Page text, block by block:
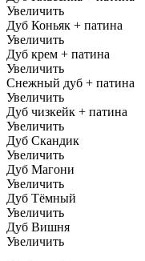
Увеличить
Дуб Коньяк + патина
Увеличить
Дуб крем + патина
Увеличить
Снежный дуб + патина
Увеличить
Дуб чизкейк + патина
Увеличить
Дуб Скандик
Увеличить
Дуб Магони
Увеличить
Дуб Тёмный
Увеличить
Дуб Вишня
Увеличить